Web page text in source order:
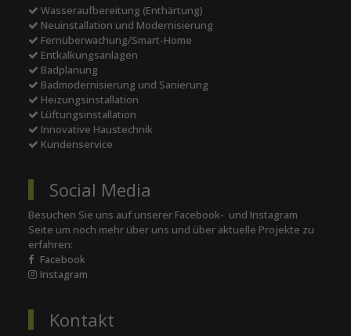
Wasseraufbereitung (Enthärtung)
Neuinstallation und Modernisierung
Fernüberwachung/Smart-Home
Entkalkungsanlagen
Badplanung
Badmodernisierung und Sanierung
Heizungsinstallation
Lüftungsinstallation
Innovative Haustechnik
Kundenservice
Social Media
Besuchen Sie uns auf unserer Facebook- und Instagram
Seite um noch mehr über uns und über aktuelle Projekte zu
erfahren:
Facebook
Instagram
Kontakt